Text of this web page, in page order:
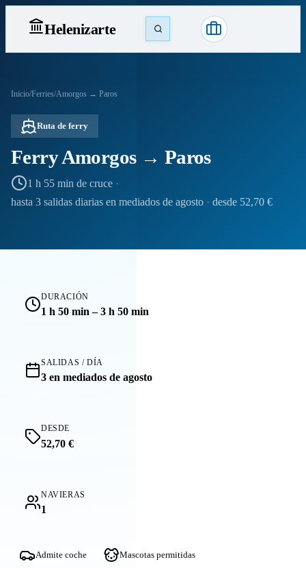
Helenizarte
Inicio/Ferries/Amorgos → Paros
Ruta de ferry
Ferry Amorgos → Paros
1 h 55 min de cruce ·
hasta 3 salidas diarias en mediados de agosto · desde 52,70 €
DURACIÓN
1 h 50 min – 3 h 50 min
SALIDAS / DÍA
3 en mediados de agosto
DESDE
52,70 €
NAVIERAS
1
Admite coche Mascotas permitidas